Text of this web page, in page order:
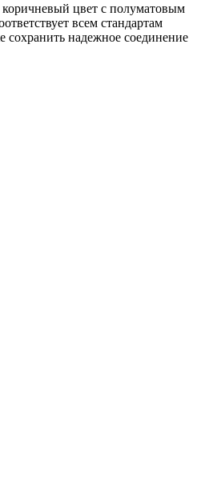
цвет с полуматовым
всем стандартам
сохранить надежное соединение